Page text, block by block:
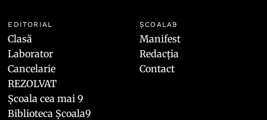
EDITORIAL
Clasă
Laborator
Cancelarie
REZOLVAT
Școala cea mai 9
Biblioteca Școala9
ȘCOALA9
Manifest
Redacția
Contact